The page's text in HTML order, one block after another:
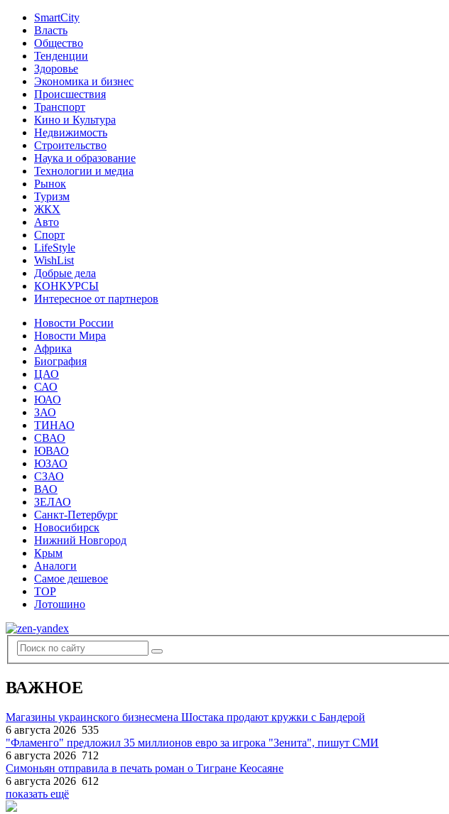
SmartCity
Власть
Общество
Тенденции
Здоровье
Экономика и бизнес
Происшествия
Транспорт
Кино и Культура
Недвижимость
Строительство
Наука и образование
Технологии и медиа
Рынок
Туризм
ЖКХ
Авто
Спорт
LifeStyle
WishList
Добрые дела
КОНКУРСЫ
Интересное от партнеров
Новости России
Новости Мира
Африка
Биография
ЦАО
САО
ЮАО
ЗАО
ТИНАО
СВАО
ЮВАО
ЮЗАО
СЗАО
ВАО
ЗЕЛАО
Санкт-Петербург
Новосибирск
Нижний Новгород
Крым
Аналоги
Самое дешевое
TOP
Лотошино
ВАЖНОЕ
Магазины украинского бизнесмена Шостака продают кружки с Бандерой
6 августа 2026 535
"Фламенго" предложил 35 миллионов евро за игрока "Зенита", пишут СМИ
6 августа 2026 712
Симоньян отправила в печать роман о Тигране Кеосаяне
6 августа 2026 612
показать ещё